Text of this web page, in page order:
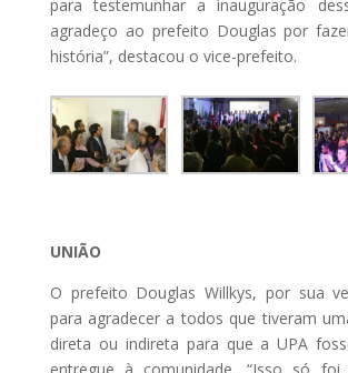
para testemunhar a inauguração
agradeço ao prefeito Douglas por
história”, destacou o vice-prefeito.
UNIÃO
O prefeito Douglas Willkys, por sua
para agradecer a todos que tiveram
direta ou indireta para que a UPA